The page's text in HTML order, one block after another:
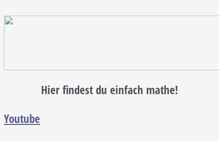
Hier findest du einfach mathe!
Youtube